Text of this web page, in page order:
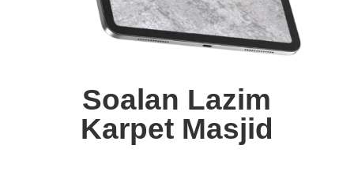
Soalan Lazim
Karpet Masjid